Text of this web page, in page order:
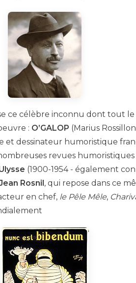
ce célèbre inconnu dont tout le
: O’GALOP (Marius
et dessinateur humoristique
revues
(1900-1954 - également
Rosnil, qui repose dans ce
en chef, le Pêle Mêle,